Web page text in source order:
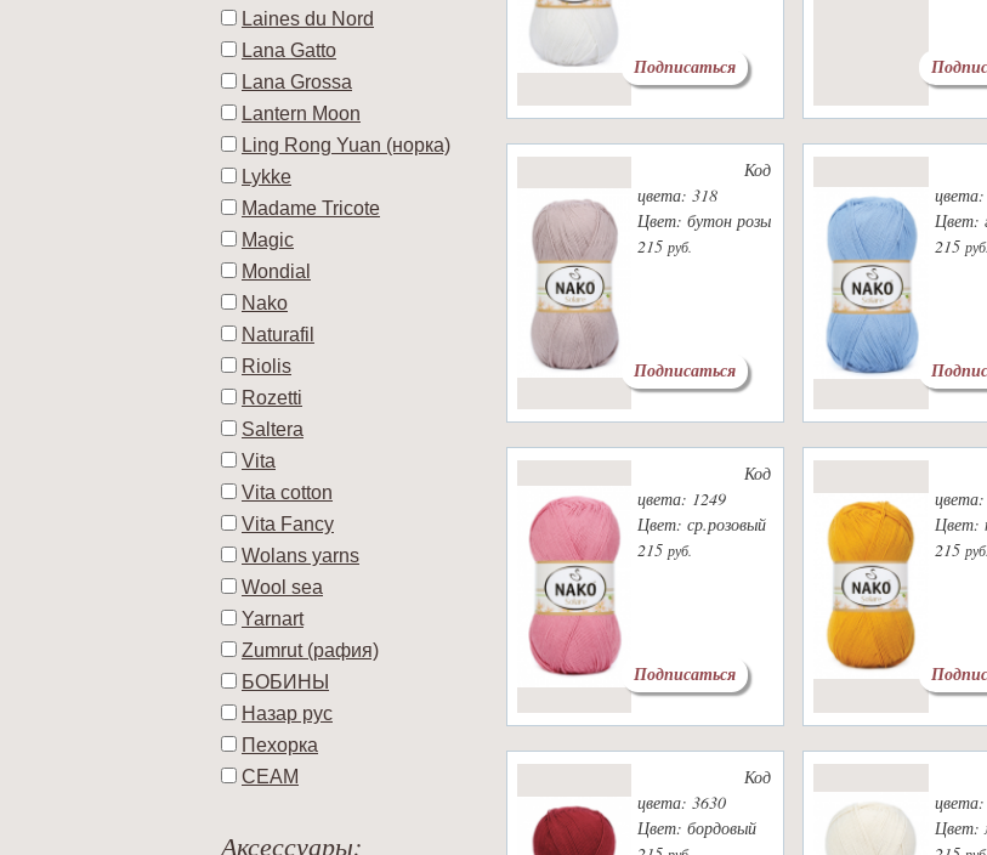
Laines du Nord
Lana Gatto
Lana Grossa
Lantern Moon
Ling Rong Yuan (норка)
Lykke
Madame Tricote
Magic
Mondial
Nako
Naturafil
Riolis
Rozetti
Saltera
Vita
Vita cotton
Vita Fancy
Wolans yarns
Wool sea
Yarnart
Zumrut (рафия)
БОБИНЫ
Назар рус
Пехорка
СЕАМ
Аксессуары:
Подписаться
Код
цвета: 318
Цвет: бутон розы
215руб.
Подписаться
Цвет:
215 руб.
Код
цвета: 1249
Цвет: ср.розовый
215руб.
Подписаться
Цвет:
215 руб.
Код
цвета: 3630
Цвет: бордовый
Цвет: